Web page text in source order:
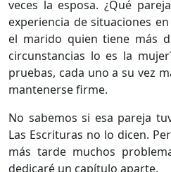
veces la esposa. ¿Qué
experiencia de situaciones
el marido quien tiene más
circunstancias lo es la
pruebas, cada uno a su vez
mantenerse firme.
No sabemos si esa pareja
Las Escrituras no lo dicen.
más tarde muchos
dedicaré un capítulo aparte.